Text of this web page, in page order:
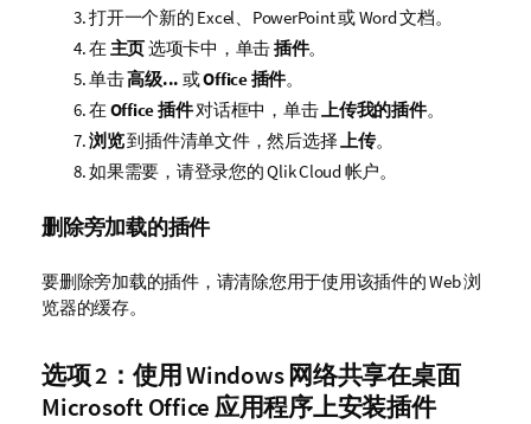
打开一个新的 Excel、 PowerPoint或Word文档。
在 主页选项卡中，单击插件。
单击高级... 或Office 插件。
在 Office 插件对话框中，单击上传我的插件。
浏览到插件清单文件，然后选择上传。
如果需要，请登录您的Qlik Cloud 帐户。
删除旁加载的插件
要删除旁加载的插件，请清除您用于使用该插件的 Web 浏
览器的缓存。
选项 2：使用Windows网络共享在桌面
Microsoft Office 应用程序上安装插件